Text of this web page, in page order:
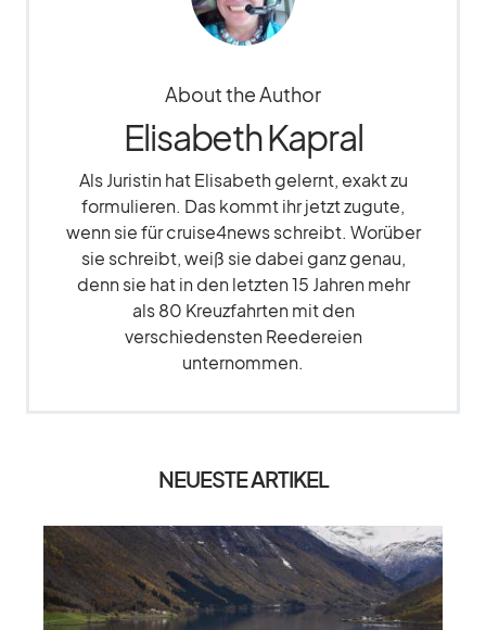
About the Author
Elisabeth Kapral
Als Juristin hat Elisabeth gelernt, exakt zu
formulieren. Das kommt ihr jetzt zugute,
wenn sie für cruise4news schreibt. Worüber
sie schreibt, weiß sie dabei ganz genau,
denn sie hat in den letzten 15 Jahren mehr
als 80 Kreuzfahrten mit den
verschiedensten Reedereien
unternommen.
NEUESTE ARTIKEL